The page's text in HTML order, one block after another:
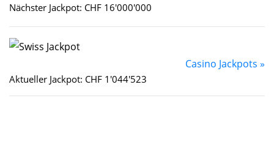
Nächster Jackpot: CHF 16'000'000
Casino Jackpots »
Aktueller Jackpot: CHF 1'044'523